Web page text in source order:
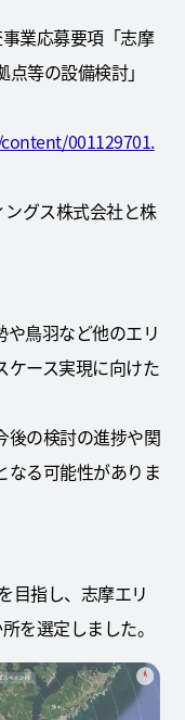
業応募要項「志摩
等の設備検討」
001129701.
グス株式会社と株
鳥羽など他のエリ
ケース実現に向けた
の検討の進捗や関
なる可能性がありま
目指し、志摩エリ
を選定しました。